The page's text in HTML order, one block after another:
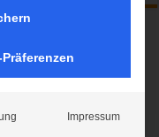
Impressum